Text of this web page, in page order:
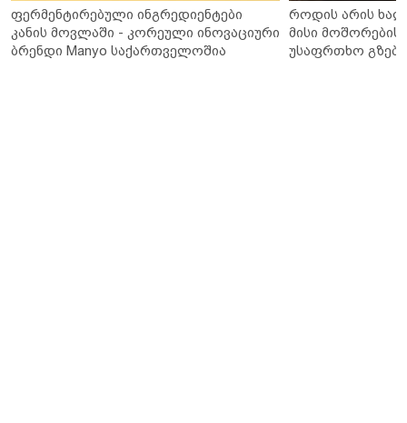
ფერმენტირებული ინგრედიენტები
კანის მოვლაში - კორეული ინოვაციური
ბრენდი Manyo საქართველოშია
როდის არის
მისი მოშორების
უსაფრთხო გზები